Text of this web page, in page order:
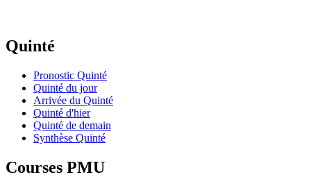
Quinté
Pronostic Quinté
Quinté du jour
Arrivée du Quinté
Quinté d'hier
Quinté de demain
Synthèse Quinté
Courses PMU